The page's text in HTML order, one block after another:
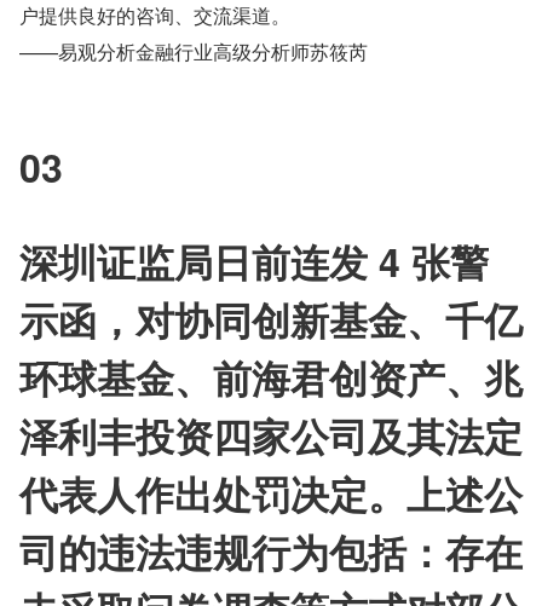
户提供良好的咨询、交流渠道。
——易观分析金融行业高级分析师苏筱芮
03
深圳证监局日前连发 4 张警
示函，对协同创新基金、千亿
环球基金、前海君创资产、兆
泽利丰投资四家公司及其法定
代表人作出处罚决定。上述公
司的违法违规行为包括：存在